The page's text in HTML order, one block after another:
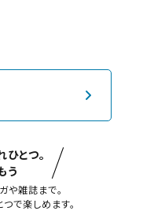
とつ。
う
や雑誌まで。
で楽しめます。